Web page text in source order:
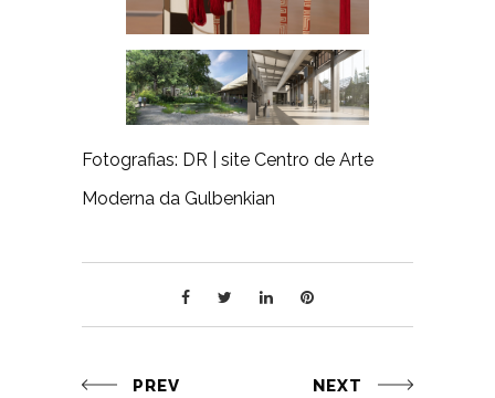
Fotografias: DR | site Centro de Arte
Moderna da Gulbenkian
PREV NEXT